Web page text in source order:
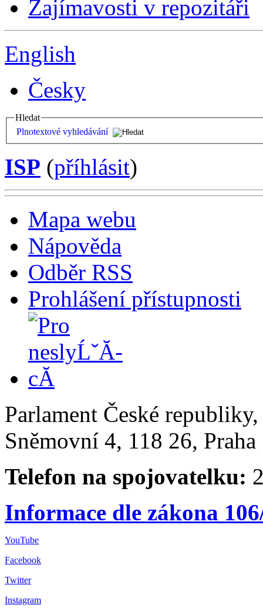
Zajímavosti v repozitáři
English
Česky
Hledat
Plnotextové vyhledávání
ISP (příhlásit)
Mapa webu
Nápověda
Odběr RSS
Prohlášení přístupnosti
Parlament České
Sněmovní 4, 118 26,
Telefon na spojovatelku:
Informace dle zákona
YouTube
Facebook
Twitter
Instagram